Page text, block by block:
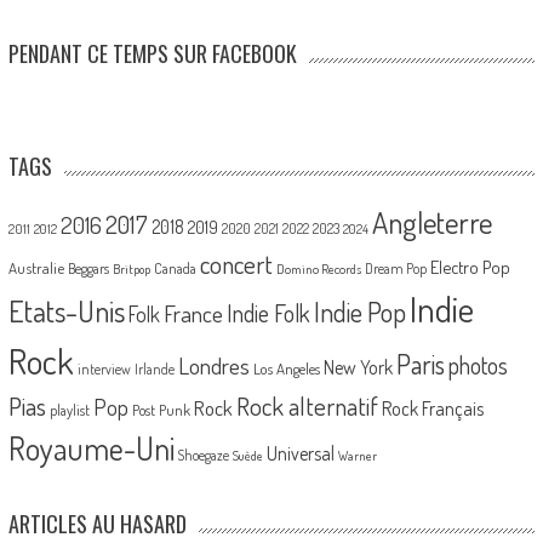
PENDANT CE TEMPS SUR FACEBOOK
TAGS
2011 2012 20162017 2018 2019 2020 2021 2022 2023 2024 Angleterre
Australie Beggars Britpop Canada concert Domino Records Dream Pop Electro Pop
Etats-UnisFolk France Indie Folk Indie PopIndie
Rock interview Irlande Londres Los Angeles New York Parisphotos
Pias playlist Pop Post Punk Rock Rock alternatif Rock Français
Royaume-Uni Shoegaze Suède Universal Warner
ARTICLES AU HASARD